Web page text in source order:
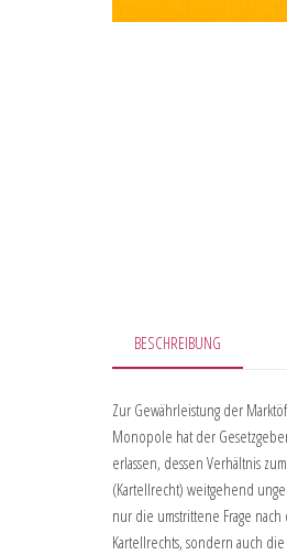
BESCHREIBUNG
Zur Gewährleistung der
Monopole hat der
erlassen, dessen Verhältnis
(Kartellrecht) weitgehend
nur die umstrittene Frage
Kartellrechts, sondern auch